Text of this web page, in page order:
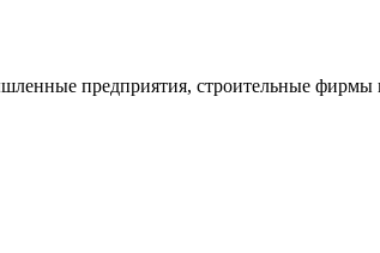
предприятия, строительные фирмы